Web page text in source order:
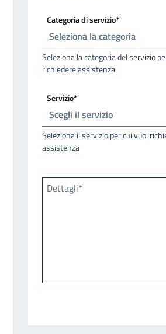
Categoria di servizio*
Seleziona la categoria del servizio
richiedere assistenza
Servizio*
Seleziona il servizio per cui vuoi
assistenza
Dettagli*